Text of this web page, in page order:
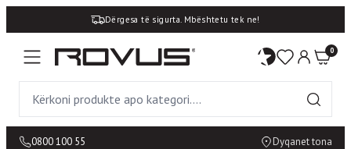
Dërgesa të sigurta. Mbështetu tek ne!
0
0800 100 55 Dyqanet tona